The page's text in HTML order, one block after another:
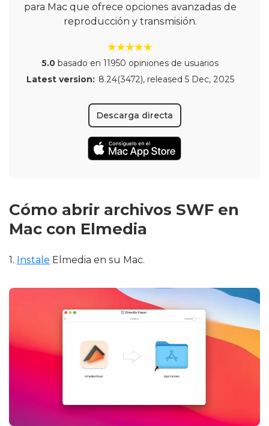
para Mac que ofrece opciones avanzadas de
reproducción y transmisión.
5.0 basado en 11950 opiniones de usuarios
Latest version: 8.24(3472), released 5 Dec, 2025
Descarga directa
Cómo abrir archivos SWF en
Mac con Elmedia
1. Instale Elmedia en su Mac.